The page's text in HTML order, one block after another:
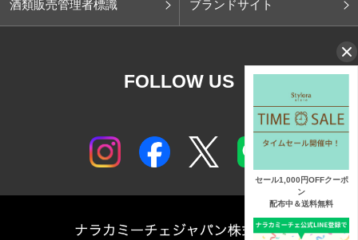
酒類販売管理者標識 ブランドサイト
FOLLOW US
セール1,000円OFFクーポ
ン
配布中＆送料無料